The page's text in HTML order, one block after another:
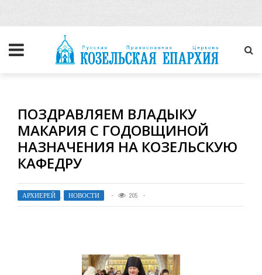
ПОЗДРАВЛЯЕМ ВЛАДЫКУ
МАКАРИЯ С ГОДОВЩИНОЙ
НАЗНАЧЕНИЯ НА КОЗЕЛЬСКУЮ
КАФЕДРУ
АРХИЕРЕЙ , НОВОСТИ 205